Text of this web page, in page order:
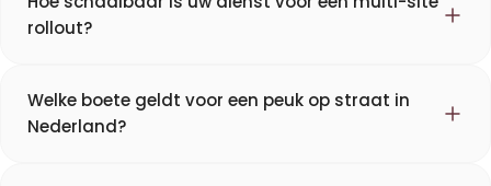
rollout?
Welke boete geldt voor een peuk op straat in
Nederland?